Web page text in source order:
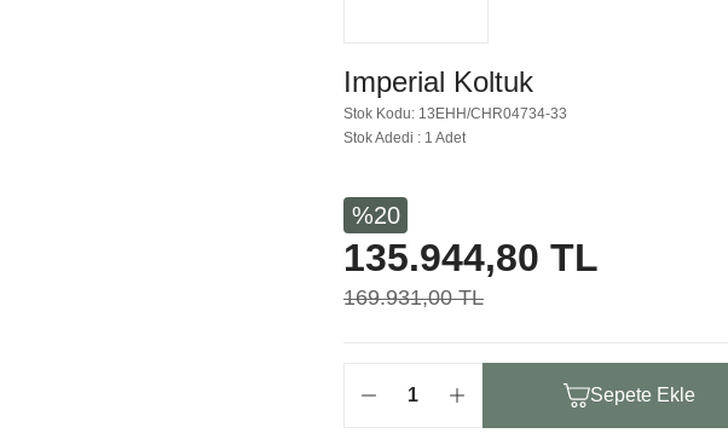
Imperial Koltuk
Stok Kodu: 13EHH/CHR04734-33
Stok Adedi : 1 Adet
%20
135.944,80 TL
169.931,00 TL
Sepete Ekle